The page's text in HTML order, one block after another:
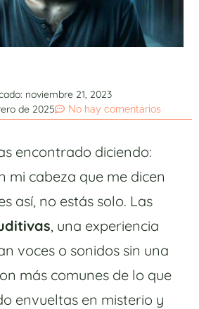
noviembre 21, 2023
de 2025
No hay comentarios
encontrado diciendo:
mi cabeza que me dicen
así, no estás solo. Las
, una experiencia
voces o sonidos sin una
más comunes de lo que
envueltas en misterio y